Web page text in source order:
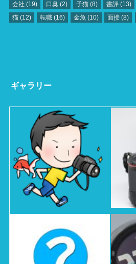
会社 (19) 口臭 (2) 子猫 (8) 書評 (13)
猫(12) 転職 (16) 金魚 (10) 面接 (8)
ギャラリー